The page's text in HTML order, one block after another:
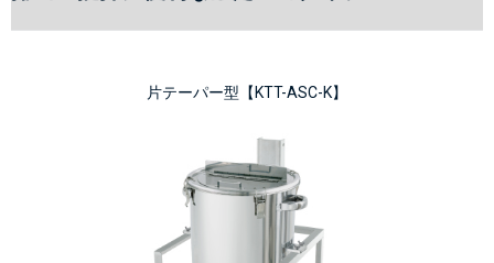
片テーパー型【KTT-ASC-K】